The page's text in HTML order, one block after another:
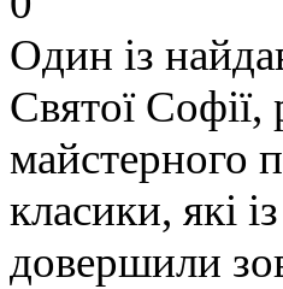
Один із
Святої Софії,
майстерного
класики, які
довершили